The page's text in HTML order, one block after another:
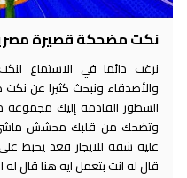
نكت مضحكة قصيرة
نرغب دائما في الاستماع
والأصدقاء ونبحث كثيرا عن
السطور القادمة إليك
وتضحك من قلبك محشش
عليه شقة للايجار قعد يخبط
قال له انت بتعمل ايه هنا قال